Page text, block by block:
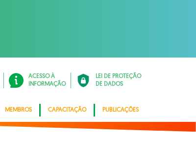
ACESSO À
INFORMAÇÃO
LEI DE PROTEÇÃO
DE DADOS
MEMBROS CAPACITAÇÃO PUBLICAÇÕES